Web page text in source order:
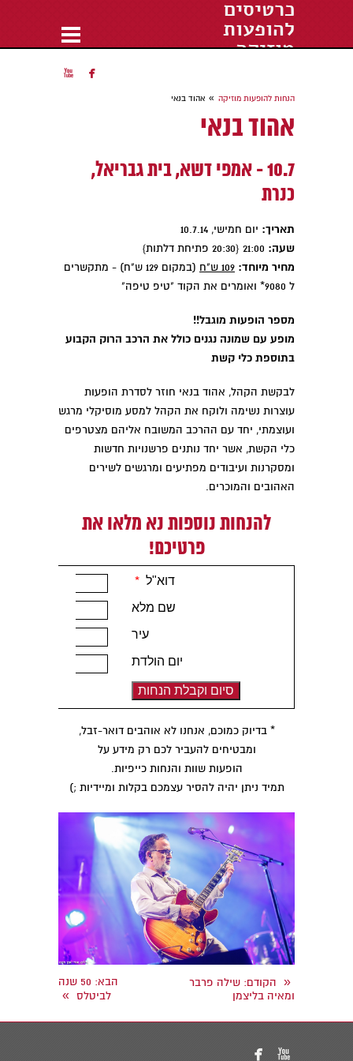
כרטיסים
להופעות
מוזיקה


הנחות להופעות מוזיקה » אהוד בנאי
אהוד בנאי
10.7 - אמפי דשא, בית גבריאל,
כנרת
תאריך: יום חמישי, 10.7.14
שעה:
מחיר מיוחד: 109 ש"ח
(במקום 129 ש"ח) - מתקשרים
ל 9080* ואומרים את הקוד "טיפ טיפה"
מספר הופעות מוגבל!!
מופע עם שמונה נגנים כולל את הרכב הרוק הקבוע
בתוספת כלי קשת
לבקשת הקהל, אהוד בנאי חוזר לסדרת הופעות
עוצרות נשימה ולוקח את הקהל למסע מוסיקלי מרגש
ועוצמתי, יחד עם ההרכב המשובח אליהם מצטרפים
כלי הקשת, אשר יחד נותנים פרשנויות חדשות
ומסקרנות ועיבודים מפתיעים ומרגשים לשירים
האהובים והמוכרים.
להנחות נוספות נא מלאו את
פרטיכם!
דוא"ל *
שם מלא
עיר
יום הולדת
* בדיוק כמוכם, אנחנו לא אוהבים דואר-זבל,
ומבטיחים להעביר לכם רק מידע על
הופעות שוות והנחות כייפיות.
תמיד ניתן יהיה להסיר עצמכם בקלות ומיידיות ;)
« הקודם: שילה פרבר
ומאיה בליצמן
הבא
: 50 שנה
לביטלס »
 